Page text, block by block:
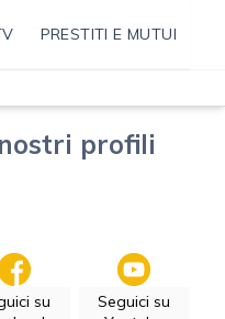
PRESTITI E MUTUI
profili
su
Seguici su